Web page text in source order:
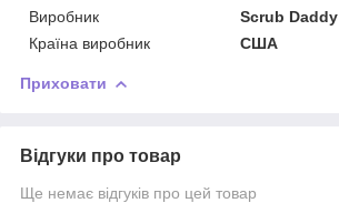
Виробник
Scrub Daddy
Країна виробник
США
Приховати
Відгуки про товар
Ще немає відгуків про цей товар